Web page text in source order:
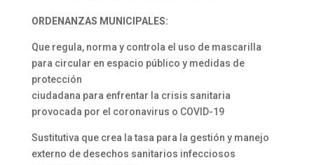
ORDENANZAS MUNICIPALES:
Que regula, norma y controla el uso de mascarilla
para circular en espacio público y medidas de
protección
ciudadana para enfrentar la crisis sanitaria
provocada por el coronavirus o COVID-19
Sustitutiva que crea la tasa para la gestión y manejo
externo de desechos sanitarios infecciosos